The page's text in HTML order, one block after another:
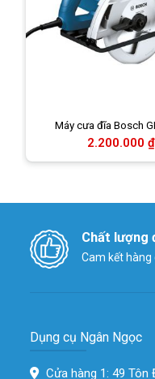
Máy cưa đĩa Bosch
2.200.000 ₫
Chất lượng
Cam kết hàng
Dụng cụ Ngân Ngọc
Cửa hàng 1: 49 Tôn